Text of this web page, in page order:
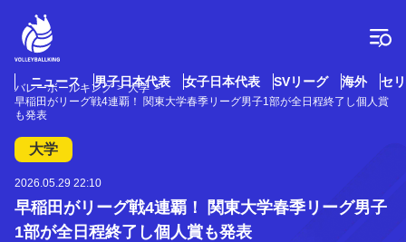
ニュース 男子日本代表 女子日本代表 SVリーグ 海外 セ
バレーボールキング
大学
早稲田がリーグ戦4連覇！ 関東大学春季リーグ男子1部が全日程終了し個人賞
も発表
大学
2026.05.29 22:10
早稲田がリーグ戦4連覇！ 関東大学春季リーグ男子
1部が全日程終了し個人賞も発表